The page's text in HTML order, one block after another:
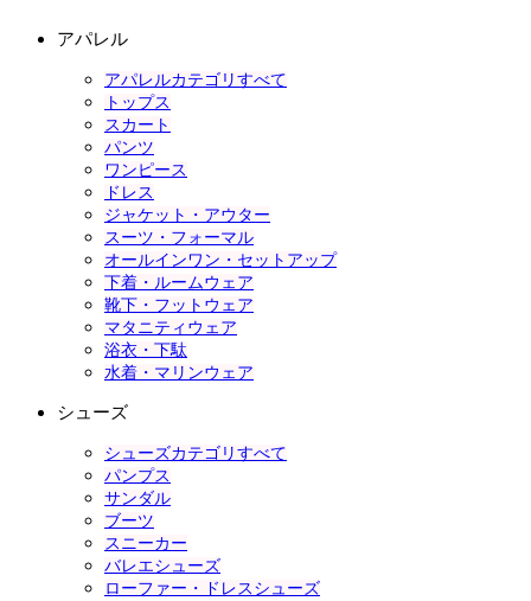
アパレル
アパレルカテゴリすべて
トップス
スカート
パンツ
ワンピース
ドレス
ジャケット・アウター
スーツ・フォーマル
オールインワン・セットアップ
下着・ルームウェア
靴下・フットウェア
マタニティウェア
浴衣・下駄
水着・マリンウェア
シューズ
シューズカテゴリすべて
パンプス
サンダル
ブーツ
スニーカー
バレエシューズ
ローファー・ドレスシューズ